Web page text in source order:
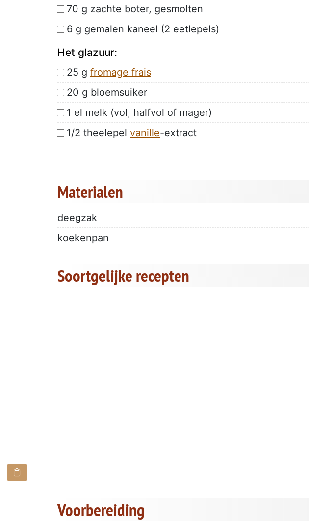
70 g zachte boter, gesmolten
6 g gemalen kaneel (2 eetlepels)
Het glazuur:
25 g fromage frais
20 g bloemsuiker
1 el melk (vol, halfvol of mager)
1/2 theelepel vanille-extract
Materialen
deegzak
koekenpan
Soortgelijke recepten
Voorbereiding